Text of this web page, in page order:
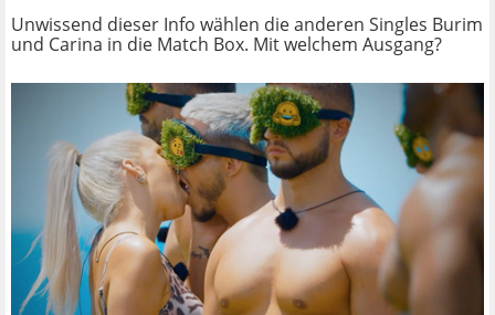
Unwissend dieser Info wählen die anderen Singles Burim
und Carina in die Match Box. Mit welchem Ausgang?